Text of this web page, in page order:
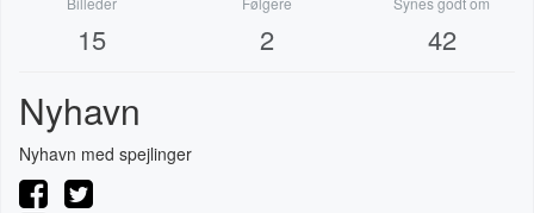
15 2 42
Nyhavn
Nyhavn med spejlinger